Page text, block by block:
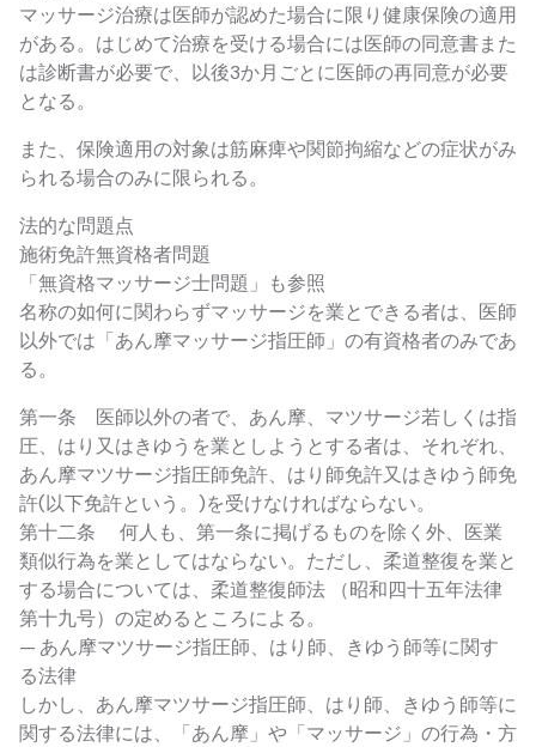
マッサージ治療は医師が認めた場合に限り健康保険の適用
がある。はじめて治療を受ける場合には医師の同意書また
は診断書が必要で、以後3か月ごとに医師の再同意が必要
となる。
また、保険適用の対象は筋麻痺や関節拘縮などの症状がみ
られる場合のみに限られる。
法的な問題点
施術免許無資格者問題
「無資格マッサージ士問題」も参照
名称の如何に関わらずマッサージを業とできる者は、医師
以外では「あん摩マッサージ指圧師」の有資格者のみであ
る。
第一条 医師以外の者で、あん摩、マツサージ若しくは指
圧、はり又はきゆうを業としようとする者は、それぞれ、
あん摩マツサージ指圧師免許、はり師免許又はきゆう師免
許(以下免許という。)を受けなければならない。
第十二条 何人も、第一条に掲げるものを除く外、医業
類似行為を業としてはならない。ただし、柔道整復を業と
する場合については、柔道整復師法 （昭和四十五年法律
第十九号）の定めるところによる。
— あん摩マツサージ指圧師、はり師、きゆう師等に関す
る法律
しかし、あん摩マツサージ指圧師、はり師、きゆう師等に
関する法律には、「あん摩」や「マッサージ」の行為・方